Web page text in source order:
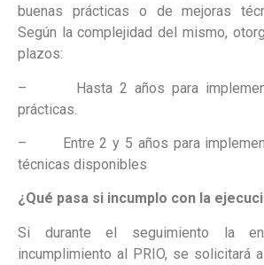
buenas prácticas o de mejoras
Según la complejidad del mismo,
plazos:
– Hasta 2 años para
prácticas.
– Entre 2 y 5 años para
técnicas disponibles
¿Qué pasa si incumplo con la
Si durante el seguimiento la
incumplimiento al PRIO, se solicitará